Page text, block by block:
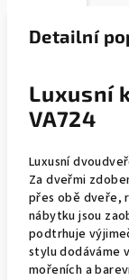
Detailní
Luxusní
VA724
Luxusní
Za dveřmi
přes obě dveře,
nábytku jsou
podtrhuje
stylu dodáváme
mořeních a